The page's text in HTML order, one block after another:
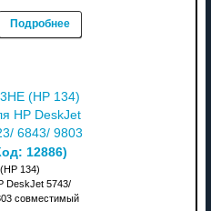
Подробнее
(HP 134)
HP DeskJet
6843/ 9803
12886)
134)
DeskJet 5743/
совместимый